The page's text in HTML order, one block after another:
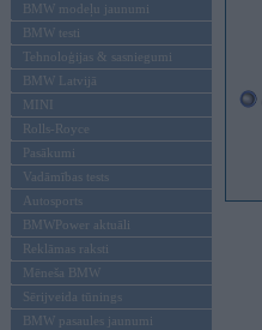
BMW modeļu jaunumi
BMW testi
Tehnoloģijas & sasniegumi
BMW Latvijā
MINI
Rolls-Royce
Pasākumi
Vadāmības tests
Autosports
BMWPower aktuāli
Reklāmas raksti
Mēneša BMW
Sērijveida tūnings
BMW pasaules jaunumi